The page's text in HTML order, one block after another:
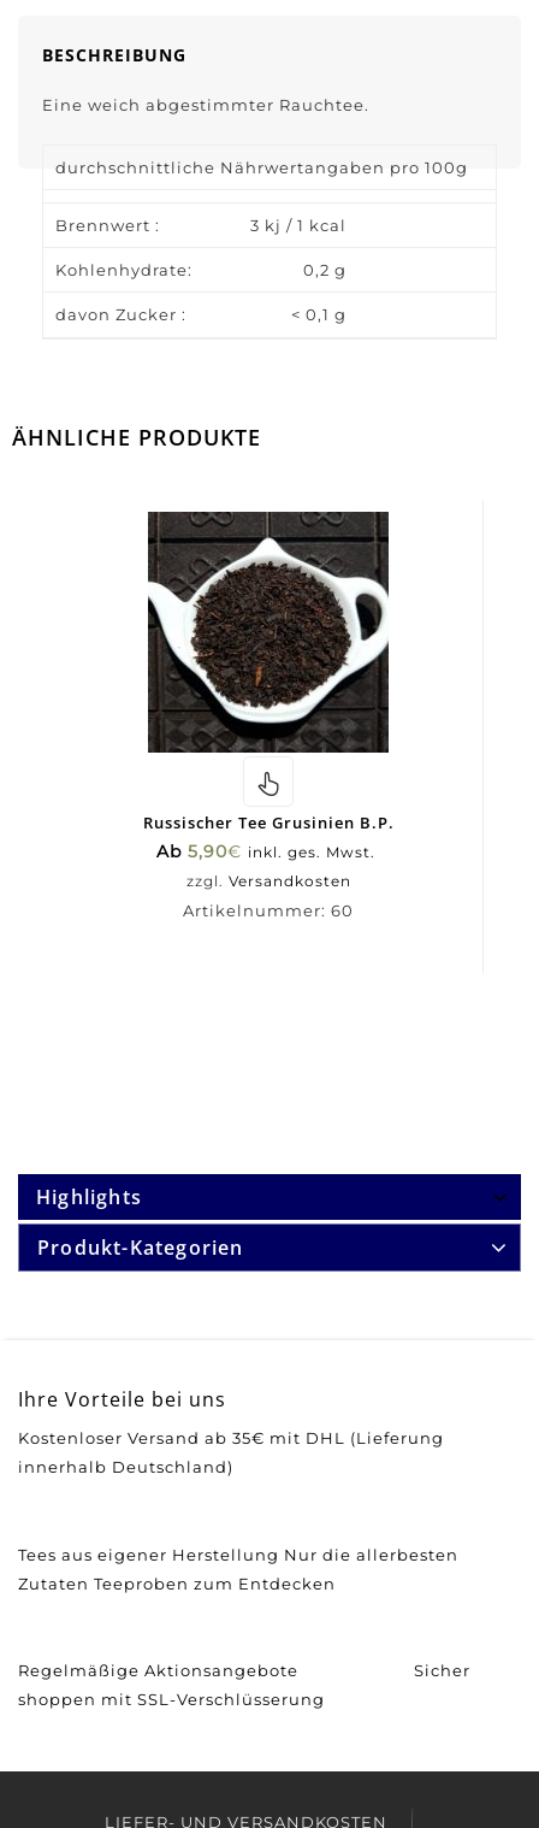
BESCHREIBUNG
Eine weich abgestimmter Rauchtee.
durchschnittliche Nährwertangaben pro 100g
Brennwert : 3 kj / 1 kcal
Kohlenhydrate: 0,2 g
davon Zucker : < 0,1 g
ÄHNLICHE PRODUKTE
Russischer Tee Grusinien B.P.
Ab 5,90€ inkl. ges. Mwst.
zzgl. Versandkosten
Artikelnummer:60
Highlights
Produkt-Kategorien
Ihre Vorteile bei uns
Kostenloser Versand ab 35€ mit DHL (Lieferung
innerhalb Deutschland)
Tees aus eigener Herstellung Nur die allerbesten
Zutaten Teeproben zum Entdecken
Regelmäßige Aktionsangebote Sicher
shoppen mit SSL-Verschlüsserung
LIEFER- UND VERSANDKOSTEN